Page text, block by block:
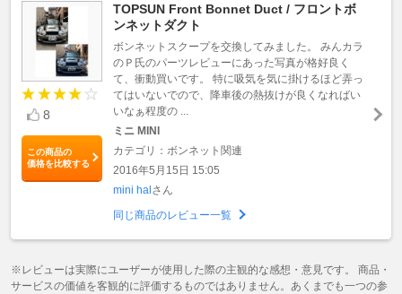
8
この商品の
価格を比較する
TOPSUN Front Bonnet Duct / フロントボ
ンネットダクト
ボンネットスクープを交換してみました。 みんカラ
のＰ氏のパーツレビューにあった写真が格好良く
て、衝動買いです。 特に吸気を気に掛けるほど弄っ
てはいないでので、降車後の熱抜けが良くなればい
いなぁ程度の ...
ミニ MINI
カテゴリ：ボンネット関連
2016年5月15日 15:05
mini halさん
同じ商品のレビュー一覧
※レビューは実際にユーザーが使用した際の主観的な感想・意見です。 商品・
サービスの価値を客観的に評価するものではありません。あくまでも一つの参